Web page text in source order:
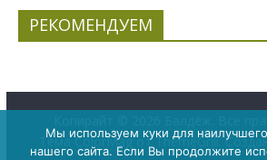
РЕКОМЕНДУЕМ
ТемаColorMagот ThemeGrill.
Мы используем куки для
нашего сайта. Если Вы продолжите